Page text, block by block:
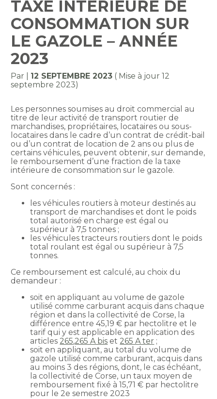
TAXE INTÉRIEURE DE
CONSOMMATION SUR
LE GAZOLE – ANNÉE
2023
Par 12 SEPTEMBRE 2023 ( Mise à jour 12
septembre 2023)
Les personnes soumises au droit commercial au
titre de leur activité de transport routier de
marchandises, propriétaires, locataires ou sous-
locataires dans le cadre d’un contrat de crédit-bail
ou d’un contrat de location de 2 ans ou plus de
certains véhicules, peuvent obtenir, sur demande,
le remboursement d’une fraction de la taxe
intérieure de consommation sur le gazole.
Sont concernés :
les véhicules routiers à moteur destinés au
transport de marchandises et dont le poids
total autorisé en charge est égal ou
supérieur à 7,5 tonnes ;
les véhicules tracteurs routiers dont le poids
total roulant est égal ou supérieur à 7,5
tonnes.
Ce remboursement est calculé, au choix du
demandeur :
soit en appliquant au volume de gazole
utilisé comme carburant acquis dans chaque
région et dans la collectivité de Corse, la
différence entre 45,19 € par hectolitre et le
tarif qui y est applicable en application des
articles 265,265 A bis et 265 A ter ;
soit en appliquant, au total du volume de
gazole utilisé comme carburant, acquis dans
au moins 3 des régions, dont, le cas échéant,
la collectivité de Corse, un taux moyen de
remboursement fixé à 15,71 € par hectolitre
pour le 2e semestre 2023